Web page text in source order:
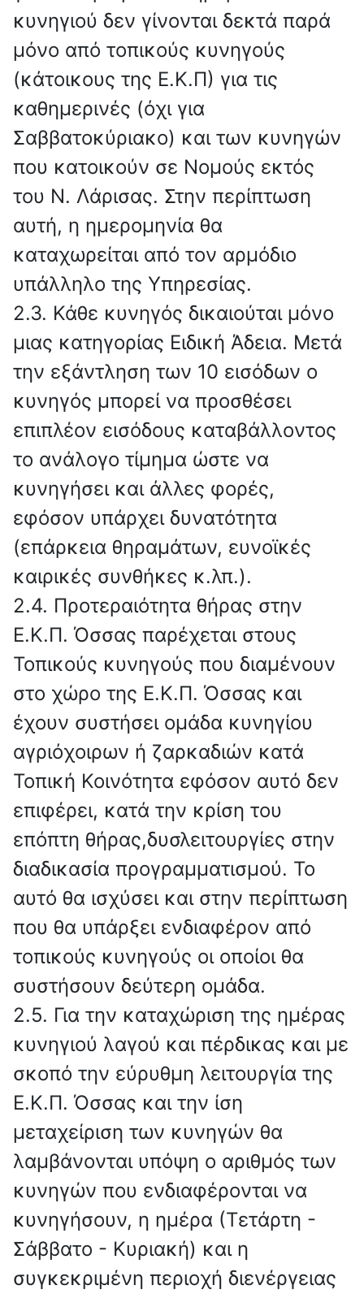
κυνηγιού δεν γίνονται δεκτά παρά
μόνο από τοπικούς κυνηγούς
(κάτοικους της Ε.Κ.Π) για τις
καθημερινές (όχι για
Σαββατοκύριακο) και των κυνηγών
που κατοικούν σε Νομούς εκτός
του Ν. Λάρισας. Στην περίπτωση
αυτή, η ημερομηνία θα
καταχωρείται από τον αρμόδιο
υπάλληλο της Υπηρεσίας.
2.3. Κάθε κυνηγός δικαιούται μόνο
μιας κατηγορίας Ειδική Άδεια. Μετά
την εξάντληση των 10 εισόδων ο
κυνηγός μπορεί να προσθέσει
επιπλέον εισόδους καταβάλλοντος
το ανάλογο τίμημα ώστε να
κυνηγήσει και άλλες φορές,
εφόσον υπάρχει δυνατότητα
(επάρκεια θηραμάτων, ευνοϊκές
καιρικές συνθήκες κ.λπ.).
2.4. Προτεραιότητα θήρας στην
Ε.Κ.Π. Όσσας παρέχεται στους
Τοπικούς κυνηγούς που διαμένουν
στο χώρο της Ε.Κ.Π. Όσσας και
έχουν συστήσει ομάδα κυνηγίου
αγριόχοιρων ή ζαρκαδιών κατά
Τοπική Κοινότητα εφόσον αυτό δεν
επιφέρει, κατά την κρίση του
επόπτη θήρας,δυσλειτουργίες στην
διαδικασία προγραμματισμού. Το
αυτό θα ισχύσει και στην περίπτωση
που θα υπάρξει ενδιαφέρον από
τοπικούς κυνηγούς οι οποίοι θα
συστήσουν δεύτερη ομάδα.
2.5. Για την καταχώριση της ημέρας
κυνηγιού λαγού και πέρδικας και με
σκοπό την εύρυθμη λειτουργία της
Ε.Κ.Π. Όσσας και την ίση
μεταχείριση των κυνηγών θα
λαμβάνονται υπόψη ο αριθμός των
κυνηγών που ενδια­φέρονται να
κυνηγήσουν, η ημέρα (Τετάρτη -
Σάββατο - Κυριακή) και η
συγκεκριμένη περιοχή διενέργειας